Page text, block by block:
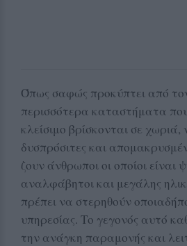
Όπως σαφώς προκύπτει από
περισσότερα καταστήματα
κλείσιμο βρίσκονται σε χωριά,
δυσπρόσιτες και
ζουν άνθρωποι οι οποίοι είναι
αναλφάβητοι και μεγάλης
πρέπει να στερηθούν
υπηρεσίας. Το γεγονός αυτό
την ανάγκη παραμονής και